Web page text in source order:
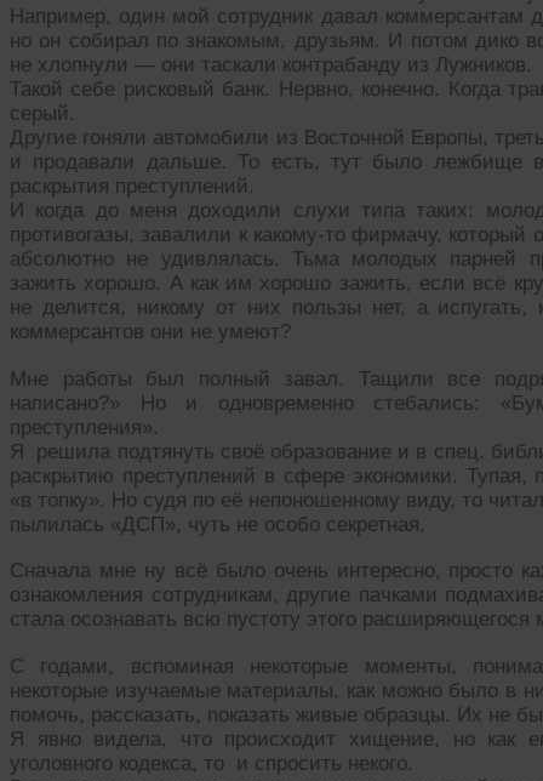
Например, один мой сотрудник давал коммерсантам
но он собирал по знакомым, друзьям. И потом дико
не хлопнули — они таскали контрабанду из Лужников.
Такой себе рисковый банк. Нервно, конечно. Когда
серый.
Другие гоняли автомобили из Восточной Европы,
и продавали дальше. То есть, тут было лежбище
раскрытия преступлений.
И когда до меня доходили слухи типа таких:
противогазы, завалили к какому-то фирмачу, который
абсолютно не удивлялась. Тьма молодых парней
зажить хорошо. А как им хорошо зажить, если всё
не делится, никому от них пользы нет, а
коммерсантов они не умеют?
Мне работы был полный завал. Тащили все
написано?» Но и одновременно стебались:
преступления».
Я решила подтянуть своё образование и в спец.
раскрытию преступлений в сфере экономики.
«в топку». Но судя по её непоношенному виду, то
пылилась «ДСП», чуть не особо секретная.
Сначала мне ну всё было очень интересно, просто
ознакомления сотрудникам, другие пачками
стала осознавать всю пустоту этого
С годами, вспоминая некоторые моменты,
некоторые изучаемые материалы, как можно было в
помочь, рассказать, показать живые образцы. Их не
Я явно видела, что происходит хищение, но как
уголовного кодекса, то и спросить некого.